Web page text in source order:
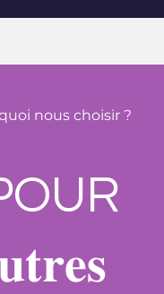
nous choisir ?